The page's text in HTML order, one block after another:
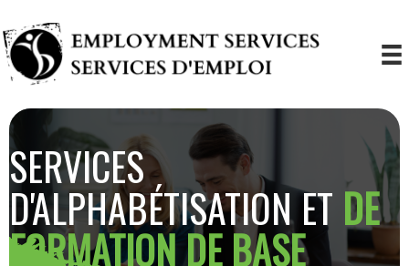
SERVICES
D'ALPHABÉTISATION ET DE
FORMATION DE BASE